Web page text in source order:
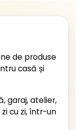
de produse
casă și
garaj, atelier,
cu zi, într-un